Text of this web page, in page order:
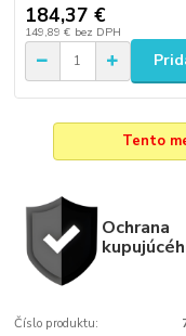
184,37 €
149,89 € bez DPH
Tento
Ochrana
Číslo produktu: